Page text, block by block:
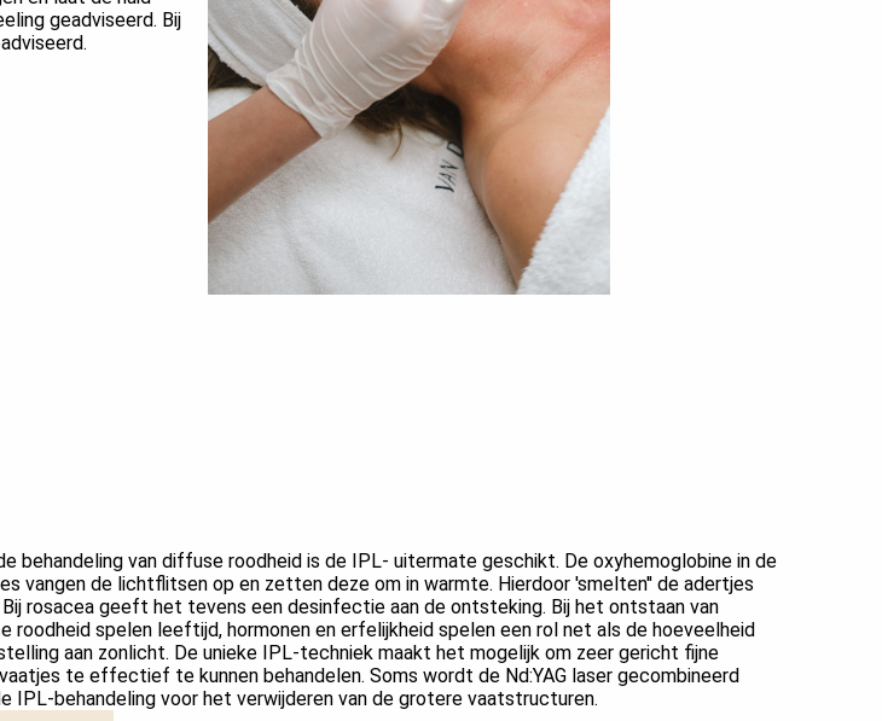
geadviseerd. Bij
behandeling van diffuse roodheid is de IPL- uitermate geschikt. De oxyhemoglobine in de
vangen de lichtflitsen op en zetten deze om in warmte. Hierdoor 'smelten'' de adertjes
rosacea geeft het tevens een desinfectie aan de ontsteking. Bij het ontstaan van
roodheid spelen leeftijd, hormonen en erfelijkheid spelen een rol net als de hoeveelheid
aan zonlicht. De unieke IPL-techniek maakt het mogelijk om zeer gericht fijne
te effectief te kunnen behandelen. Soms wordt de Nd:YAG laser gecombineerd
IPL-behandeling voor het verwijderen van de grotere vaatstructuren.